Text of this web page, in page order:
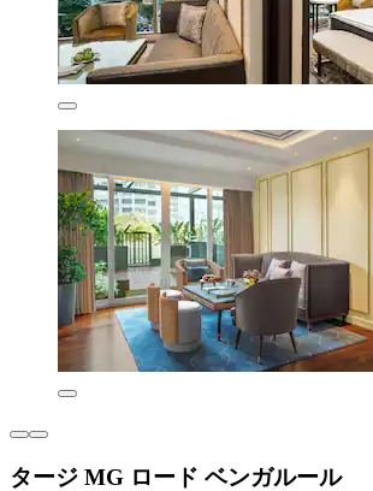
タージ MG ロード ベンガルール